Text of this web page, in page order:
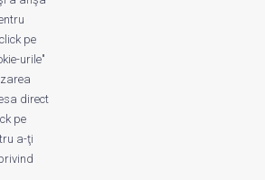
Publicitate
pe
urile"
direct
pe
a-ţi